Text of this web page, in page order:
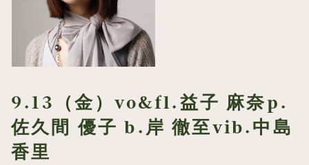
9.13（金）vo&fl.益子 麻奈p.
佐久間 優子 b.岸 徹至vib.中島
香里